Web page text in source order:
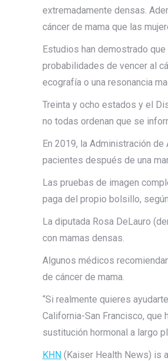
extremadamente densas.
cáncer de mama que las
Estudios han demostrado
probabilidades de vencer al
ecografía o una resonancia
Treinta y ocho estados y el
no todas ordenan que se
En 2019, la Administración
pacientes después de una
Las pruebas de imagen
paga del propio bolsillo,
La diputada Rosa DeLauro
con mamas densas.
Algunos médicos
de cáncer de mama.
“Si realmente quieres
California-San Francisco, que
sustitución hormonal a largo
KHN (Kaiser Health News) is